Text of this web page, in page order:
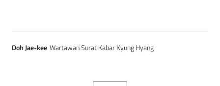
Doh Jae-kee Wartawan Surat Kabar Kyung Hyang